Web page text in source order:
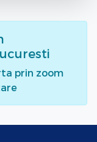
prin zoom